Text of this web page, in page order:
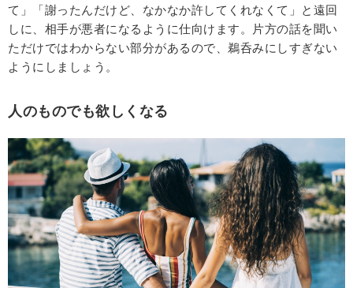
て」「謝ったんだけど、なかなか許してくれなくて」と遠回
しに、相手が悪者になるように仕向けます。片方の話を聞い
ただけではわからない部分があるので、鵜呑みにしすぎない
ようにしましょう。
人のものでも欲しくなる